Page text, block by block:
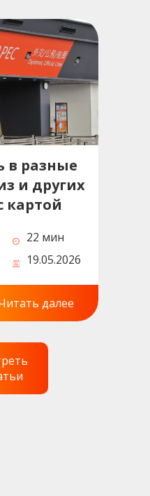
в разные
и других
картой
22 мин
19.05.2026
далее